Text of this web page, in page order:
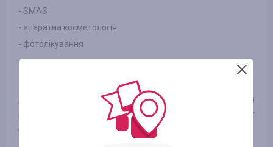
- SMAS
- апаратна косметологія
- фотолікування
- доглядові процедури та масаж
- ін'єкції
Примітка:
Кешбек виплачується новому клієнту (новий
клієнт - це той, який не був на сеансах протягом останніх 3-х
місяців, або вперше йде до цього салону)